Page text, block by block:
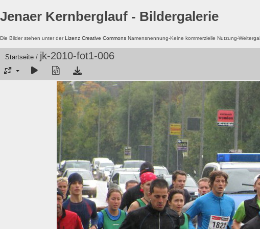
Jenaer Kernberglauf - Bildergalerie
Die Bilder stehen unter derLizenz Creative Commons Namensnennung-Keine kommerzielle Nutzung-
Startseite / jk-2010-fot1-006